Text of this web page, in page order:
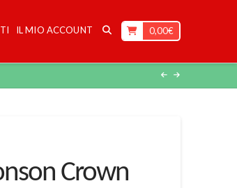
IL MIO ACCOUNT 0,00€
Crown